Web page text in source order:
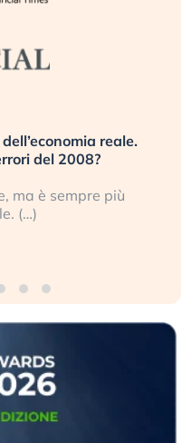
reale.
del 2008?
ma è sempre più
(…)